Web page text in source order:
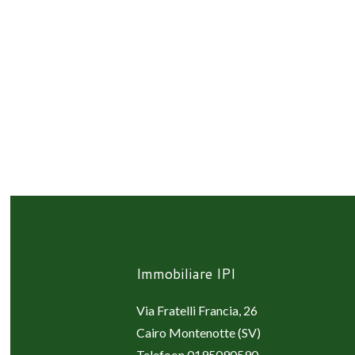
Immobiliare IPI
Via Fratelli Francia, 26
Cairo Montenotte (SV)